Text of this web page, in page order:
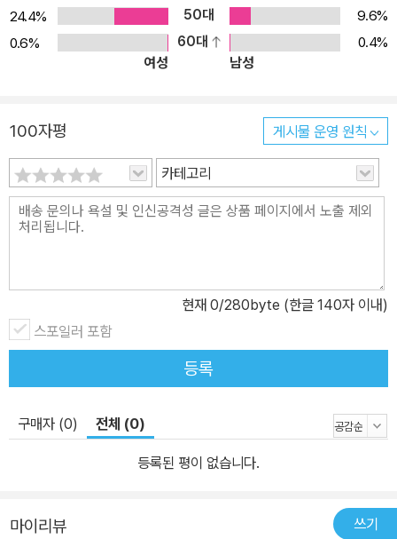
24.4%
50대
9.6%
0.6%
60대
0.4%
여성
남성
100자평 게시물 운영 원칙
카테고리
현재 0/280byte (한글 140자 이내)
스포일러 포함
등록
구매자 (0) 전체 (0)
등록된 평이 없습니다.
마이리뷰 쓰기